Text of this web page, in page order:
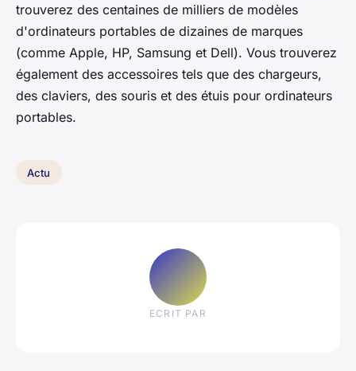
trouverez des centaines de milliers de modèles
d'ordinateurs portables de dizaines de marques
(comme Apple, HP, Samsung et Dell). Vous trouverez
également des accessoires tels que des chargeurs,
des claviers, des souris et des étuis pour ordinateurs
portables.
Actu
ECRIT PAR